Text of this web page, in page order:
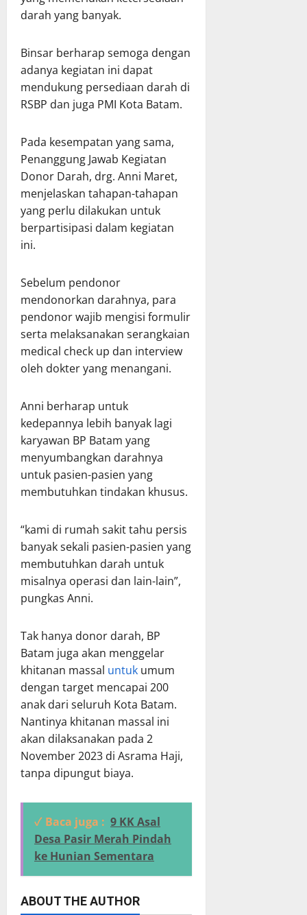
darah yang banyak.
Binsar berharap semoga dengan
adanya kegiatan ini dapat
mendukung persediaan darah di
RSBP dan juga PMI Kota Batam.
Pada kesempatan yang sama,
Penanggung Jawab Kegiatan
Donor Darah, drg. Anni Maret,
menjelaskan tahapan-tahapan
yang perlu dilakukan untuk
berpartisipasi dalam kegiatan
ini.
Sebelum pendonor
mendonorkan darahnya, para
pendonor wajib mengisi formulir
serta melaksanakan serangkaian
medical check up dan interview
oleh dokter yang menangani.
Anni berharap untuk
kedepannya lebih banyak lagi
karyawan BP Batam yang
menyumbangkan darahnya
untuk pasien-pasien yang
membutuhkan tindakan khusus.
“kami di rumah sakit tahu persis
banyak sekali pasien-pasien yang
membutuhkan darah untuk
misalnya operasi dan lain-lain”,
pungkas Anni.
Tak hanya donor darah, BP
Batam juga akan menggelar
khitanan massal untuk umum
dengan target mencapai 200
anak dari seluruh Kota Batam.
Nantinya khitanan massal ini
akan dilaksanakan pada 2
November 2023 di Asrama Haji,
tanpa dipungut biaya.
✓ Baca juga : 9 KK Asal
Desa Pasir Merah Pindah
ke Hunian Sementara
ABOUT THE AUTHOR